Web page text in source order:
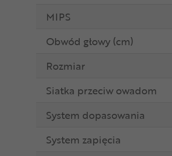
MIPS
Obwód głowy (cm)
Rozmiar
Siatka przeciw owadom
System dopasowania
System zapięcia